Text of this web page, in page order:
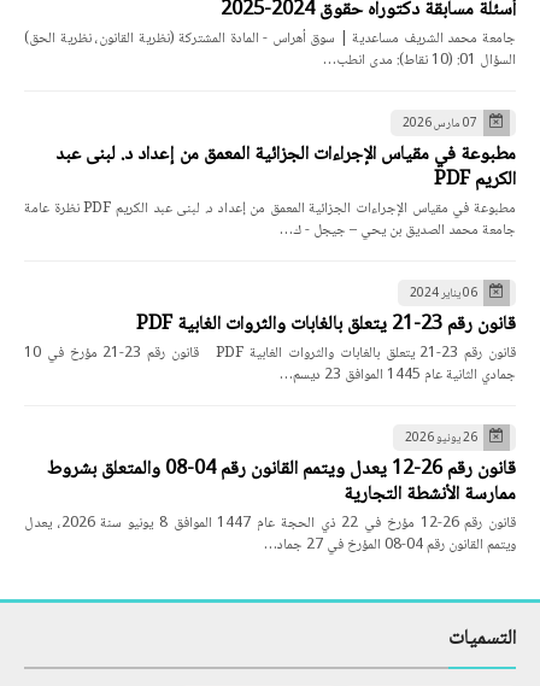
أسئلة مسابقة دكتوراه حقوق 2024-2025
جامعة محمد الشريف مساعدية | سوق أهراس - المادة المشتركة (نظرية القانون، نظرية الحق)
السؤال 01: (10 نقاط): مدى انطب…
07 مارس 2026
مطبوعة في مقياس الإجراءات الجزائية المعمق من إعداد د. لبنى عبد
الكريم PDF
مطبوعة في مقياس الإجراءات الجزائية المعمق من إعداد د. لبنى عبد الكريم PDF نظرة عامة
جامعة محمد الصديق بن يحي – جيجل - ك…
06 يناير 2024
قانون رقم 23-21 يتعلق بالغابات والثروات الغابية PDF
قانون رقم 23-21 يتعلق بالغابات والثروات الغابية PDF قانون رقم 23-21 مؤرخ في 10
جمادي الثانية عام 1445 الموافق 23 ديسم…
26 يونيو 2026
قانون رقم 26-12 يعدل ويتمم القانون رقم 04-08 والمتعلق بشروط
ممارسة الأنشطة التجارية
قانون رقم 26-12 مؤرخ في 22 ذي الحجة عام 1447 الموافق 8 يونيو سنة 2026، يعدل
ويتمم القانون رقم 04-08 المؤرخ في 27 جماد…
التسميات